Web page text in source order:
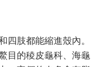
四肢都能縮進殼內。
目的稜皮龜科、海龜